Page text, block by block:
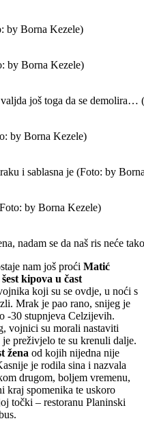
by Borna Kezele)
by Borna Kezele)
još toga da se demolira…
by Borna Kezele)
i sablasna je (Foto: by
by Borna Kezele)
nadam se da naš ris neće
nam još proći Matić
kipova u čast
koji su se ovdje, u noći s
Mrak je pao rano, snijeg je
-30 stupnjeva Celzijevih.
vojnici su morali nastaviti
preživjelo te su krenuli dalje.
žena od kojih nijedna nije
je rodila sina i nazvala
drugom, boljem vremenu,
kraj spomenika te uskoro
točki – restoranu Planinski